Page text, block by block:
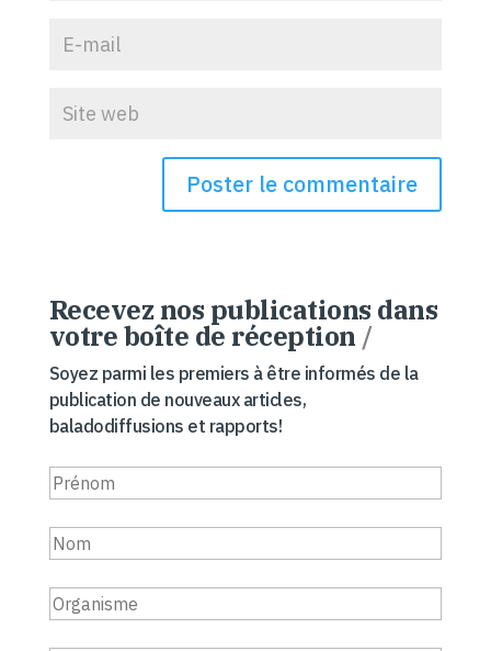
Recevez nos publications dans
votre boîte de réception /
Soyez parmi les premiers à être informés de la
publication de nouveaux articles,
baladodiffusions et rapports!